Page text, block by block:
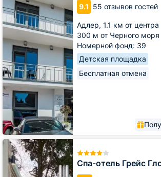
9.1 55 отзывов гостей
Адлер, 1.1 км от центра
300 м от Черного моря
Номерной фонд: 39
Детская площадка
Бесплатная отмена
Provence
Спа-отель Грейс
Спа-
отель
Грейс
Глобал